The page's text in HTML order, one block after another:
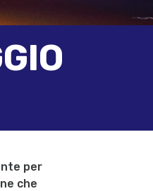
per
che